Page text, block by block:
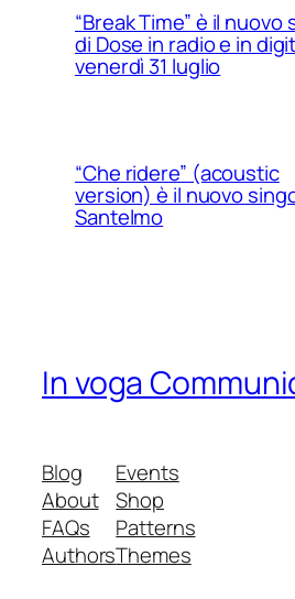
“Break Time” è il nuovo
di Dose in radio e in
venerdì 31 luglio
“Che ridere” (acoustic
version) è il nuovo
Santelmo
In voga
Blog
About
FAQs
Authors
Events
Shop
Patterns
Themes